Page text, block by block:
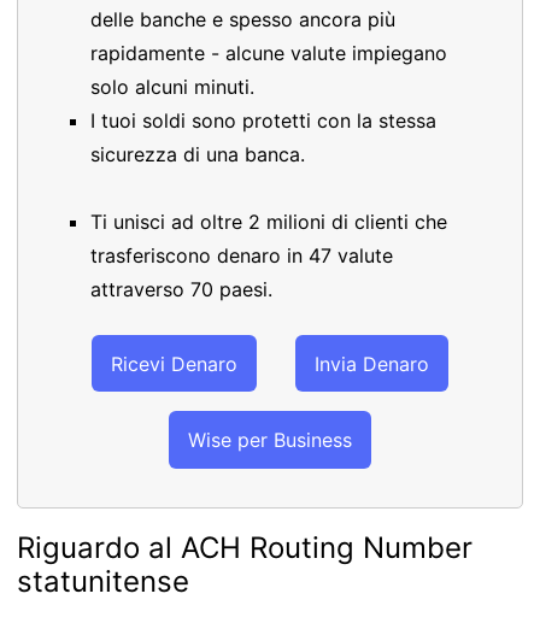
delle banche e spesso ancora più
rapidamente - alcune valute impiegano
solo alcuni minuti.
I tuoi soldi sono protetti con la stessa
sicurezza di una banca.
Ti unisci ad oltre 2 milioni di clienti che
trasferiscono denaro in 47 valute
attraverso 70 paesi.
Ricevi Denaro Invia Denaro
Wise per Business
Riguardo al ACH Routing Number
statunitense